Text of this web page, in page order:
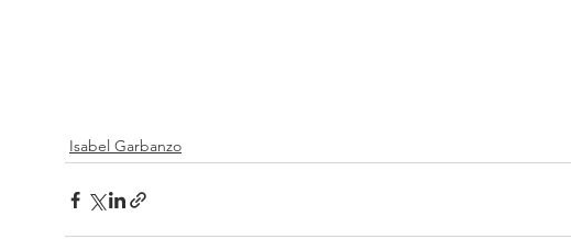
Isabel Garbanzo